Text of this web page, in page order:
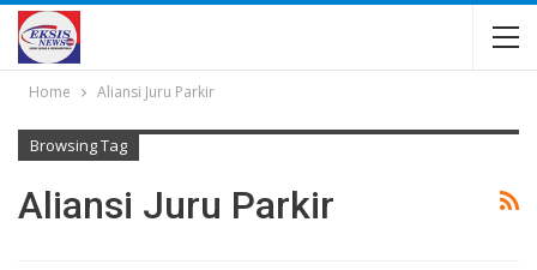
Home Aliansi Juru Parkir
Browsing Tag
Aliansi Juru Parkir